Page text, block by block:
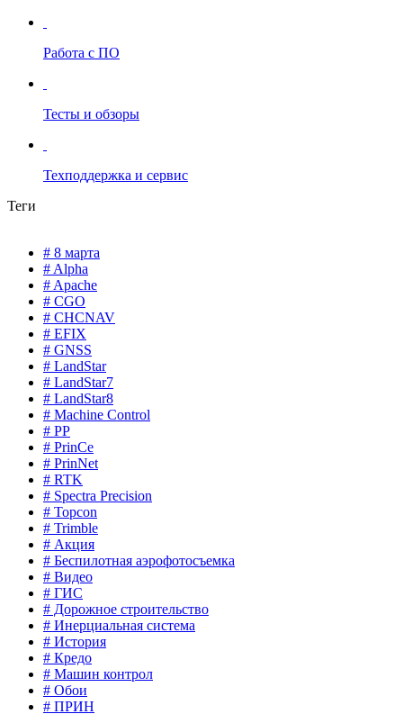
Работа с ПО
Тесты и обзоры
Техподдержка и сервис
Теги
# 8 марта
# Alpha
# Apache
# CGO
# CHCNAV
# EFIX
# GNSS
# LandStar
# LandStar7
# LandStar8
# Machine Control
# PP
# PrinCe
# PrinNet
# RTK
# Spectra Precision
# Topcon
# Trimble
# Акция
# Беспилотная аэрофотосъемка
# Видео
# ГИС
# Дорожное строительство
# Инерциальная система
# История
# Кредо
# Машин контрол
# Обои
# ПРИН